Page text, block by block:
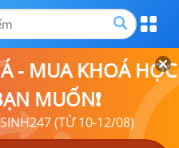
- MUA KHOÁ HỌC
MUỐN❗
(TỪ 10-12/08)